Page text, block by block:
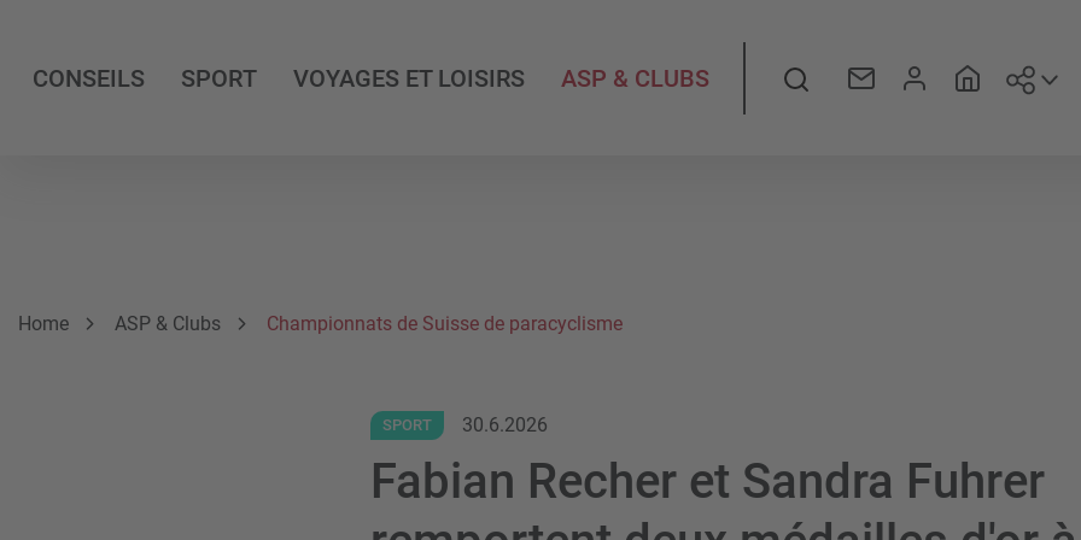
CONSEILS SPORT VOYAGES ET LOISIRS ASP & CLUBS Rechercher
Breadcrumb
Vous êtes ici:
Home ASP & Clubs Championnats de Suisse de paracyclisme
SPORT 30.6.2026
Fabian Recher et Sandra Fuhrer